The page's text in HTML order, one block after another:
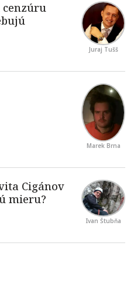
Juraj Tušš
Marek Brna
Ivan Štubňa